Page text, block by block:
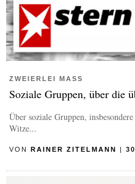
ZWEIERLEI MASS
Soziale Gruppen, über die
Über soziale Gruppen,
Witze...
VON RAINER ZITELMANN |